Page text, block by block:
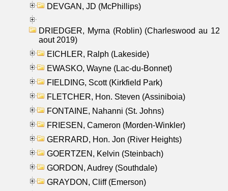
DEVGAN, JD (McPhillips)
DRIEDGER, Myrna (Roblin) (Charleswood au 12
aout 2019)
EICHLER, Ralph (Lakeside)
EWASKO, Wayne (Lac-du-Bonnet)
FIELDING, Scott (Kirkfield Park)
FLETCHER, Hon. Steven (Assiniboia)
FONTAINE, Nahanni (St. Johns)
FRIESEN, Cameron (Morden-Winkler)
GERRARD, Hon. Jon (River Heights)
GOERTZEN, Kelvin (Steinbach)
GORDON, Audrey (Southdale)
GRAYDON, Cliff (Emerson)